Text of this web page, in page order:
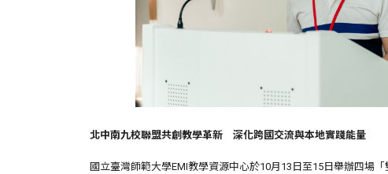
北中南九校聯盟共創教學革新 深化跨國交流與本地實踐能量
國立臺灣師範大學EMI教學資源中心於10月13日至15日舉辦四場